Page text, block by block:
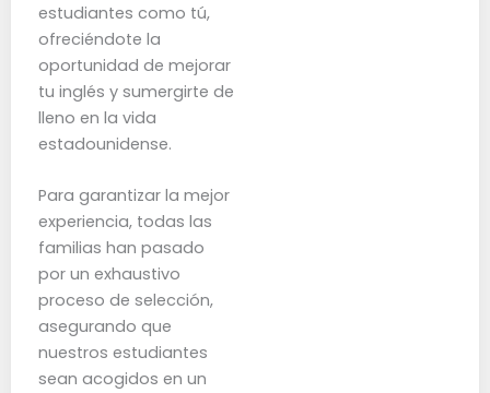
estudiantes como tú,
ofreciéndote la
oportunidad de mejorar
tu inglés y sumergirte de
lleno en la vida
estadounidense.
Para garantizar la mejor
experiencia, todas las
familias han pasado
por un exhaustivo
proceso de selección,
asegurando que
nuestros estudiantes
sean acogidos en un